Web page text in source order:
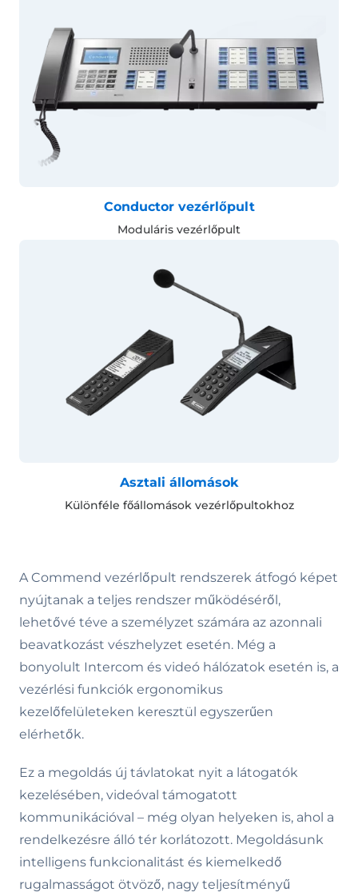
Conductor vezérlőpult
Moduláris vezérlőpult
Asztali állomások
Különféle főállomások vezérlőpultokhoz
A Commend vezérlőpult rendszerek átfogó képet
nyújtanak a teljes rendszer működéséről,
lehetővé téve a személyzet számára az azonnali
beavatkozást vészhelyzet esetén. Még a
bonyolult Intercom és videó hálózatok esetén is, a
vezérlési funkciók ergonomikus
kezelőfelületeken keresztül egyszerűen
elérhetők.
Ez a megoldás új távlatokat nyit a látogatók
kezelésében, videóval támogatott
kommunikációval – még olyan helyeken is, ahol a
rendelkezésre álló tér korlátozott. Megoldásunk
intelligens funkcionalitást és kiemelkedő
rugalmasságot ötvöző, nagy teljesítményű